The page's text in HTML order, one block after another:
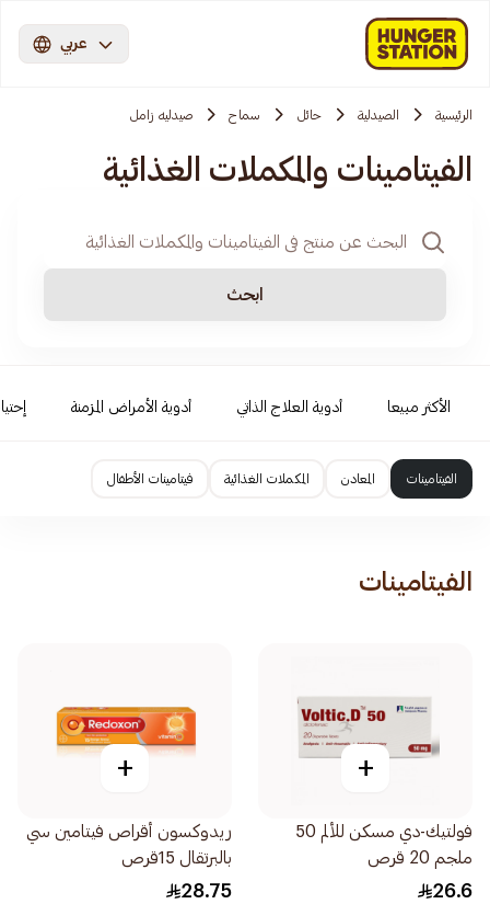
عربي
الرئيسية الصيدلية حائل سماح صيدليه زامل
الفيتامينات والمكملات الغذائية
ابحث
الأكثر مبيعا أدوية العلاج الذاتي أدوية الأمراض المزمنة
الفيتامينات المعادن المكملات الغذائية فيتامينات الأطفال
الفيتامينات
+
فولتيك-دي مسكن للألم 50
ملجم 20 قرص
26.6
+
ريدوكسون أقراص فيتامين سي
بالبرتقال 15قرص
28.75